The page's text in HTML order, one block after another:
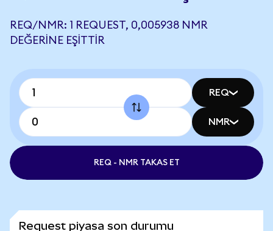
REQ/NMR: 1 REQUEST, 0,005938 NMR
DEĞERINE EŞITTIR
REQ
NMR
REQ - NMR TAKAS ET
Request piyasa son durumu